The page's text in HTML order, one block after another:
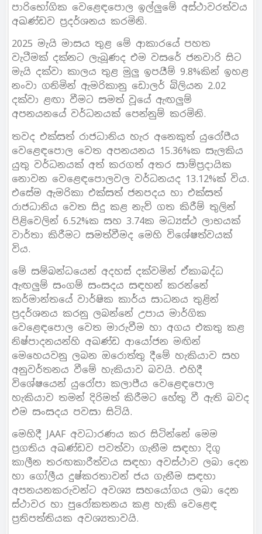
පාරිභෝගික වෙළෙඳපොල ඉල්ලුමේ අස්ථාවරත්වය
අඛණ්ඩව ප්‍රදර්ශනය කරමිනි.
2025 මැයි මාසය තුළ මේ ආකාරයේ පහත
වැටීමක් දක්නට ලැබූණද එම වසරේ ජනවාරි සිට
මැයි දක්වා කාලය තුළ මුලු ඉපයීම් 9.8%කින් ඉහළ
නංවා ගනිමින් ඇමරිකානු ඩොලර් බිලියන 2.02
දක්වා ළඟා වීමට සමත් වූයේ ඇඟලුම්
අපනයනයේ වර්ධනයක් පෙන්නුම් කරමිනි.
තවද එක්සත් රාජධානිය හැර අනෙකුත් යුරෝපීය
වෙළෙඳපොල වෙත අපනයනය 15.36%ක සැලකිය
යුතු වර්ධනයක් අත් කරගත් අතර සාම්ප්‍රදායික
නොවන වෙළෙඳපොලවල වර්ධනයද 13.12%ක් විය.
එසේම ඇමරිකා එක්සත් ජනපදය හා එක්සත්
රාජධානිය වෙත සිදු කළ නැව් ගත කිරීම් තුලින්
පිළිවෙලින් 6.52%ක සහ 3.74ක මධ්‍යස්ථ ලාභයක්
වාර්තා කිරීමට සමත්වීමද මෙහි විශේෂත්වයක්
විය.
මේ සම්බන්ධයෙන් අදහස් දක්වමින් ඒකාබද්ධ
ඇඟලුම් සංගම් සංසදය සඳහන් කරන්නේ
කර්මාන්තයේ වාර්ෂික කාර්ය සාධනය තුළින්
ප්‍රදර්ශනය කරනු ලබන්නේ උපාය මාර්ගික
වෙළෙඳපොල වෙත මාරුවීම හා අගය එකතු කළ
නිෂ්පාදනයන්හි අඛණ්ඩ ආයෝජන මඟින්
මෙහෙයවනු ලබන ඔරොත්තු දීමේ හැකියාව සහ
අනුවර්තනය වීමේ හැකියාව බවයි. එහිදී
විශේෂයෙන් යුරෝපා කලාපීය වෙළෙඳපොල
හැකියාව තමන් දිරිමත් කිරීමට හේතු වී ඇති බවද
එම සංසදය පවසා සිටියි.
මෙහිදී JAAF අවධාරණය කර සිටින්නේ මෙම
ප්‍රගතිය අඛණ්ඩව පවත්වා ගැනීම සඳහා දිගු
කාලීන තරඟකාරීත්වය සඳහා අවස්ථාව ලබා දෙන
හා ගෝලීය දුෂ්කරතාවන් ජය ගැනීම සඳහා
අපනයනකරුවන්ට අවශ්‍ය සහයෝගය ලබා දෙන
ස්ථාවර හා පුරෝකතනය කළ හැකි වෙළෙඳ
ප්‍රතිපත්තියක අවශ්‍යතාවයි.